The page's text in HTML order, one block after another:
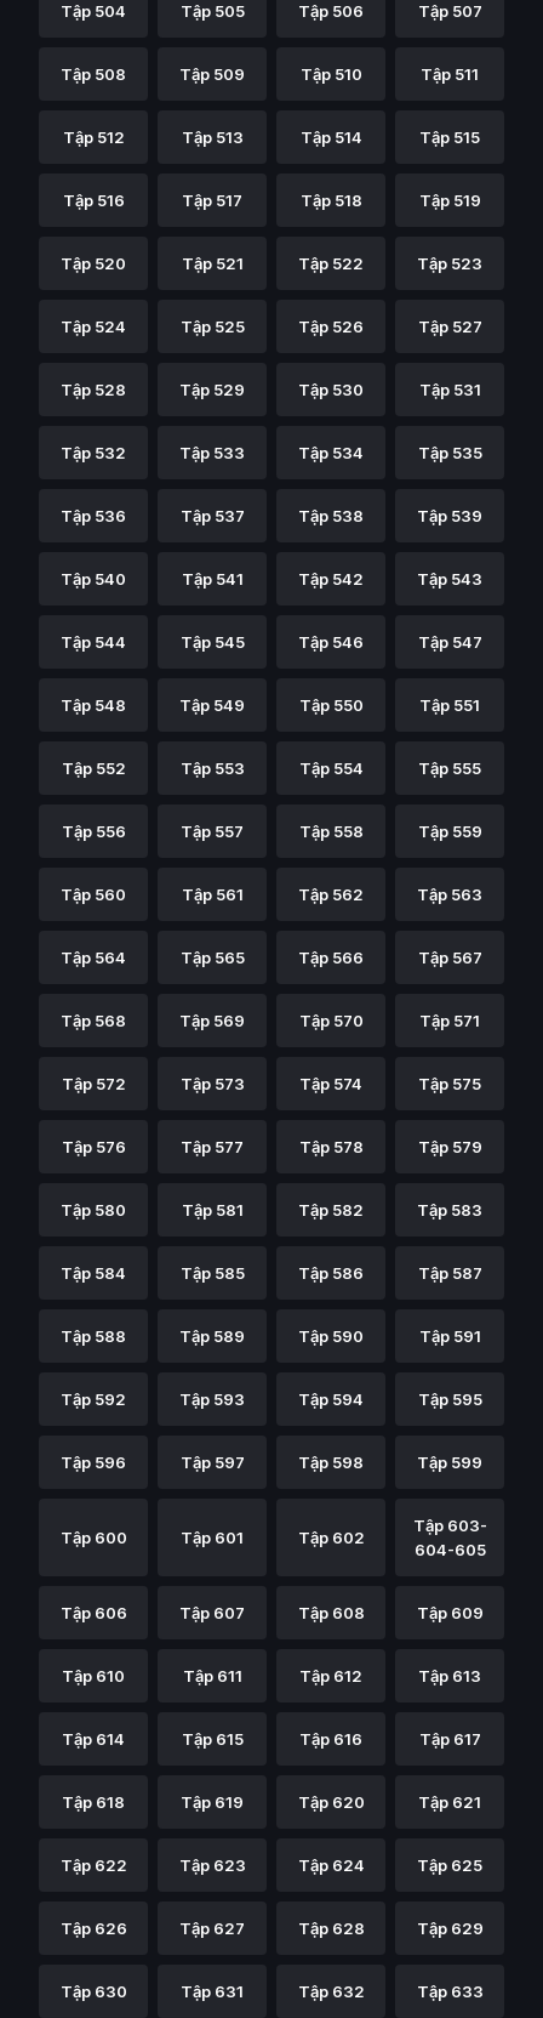
Tập 504 Tập 505 Tập 506 Tập 507
Tập 508 Tập 509 Tập 510 Tập 511
Tập 512 Tập 513 Tập 514 Tập 515
Tập 516 Tập 517 Tập 518 Tập 519
Tập 520 Tập 521 Tập 522 Tập 523
Tập 524 Tập 525 Tập 526 Tập 527
Tập 528 Tập 529 Tập 530 Tập 531
Tập 532 Tập 533 Tập 534 Tập 535
Tập 536 Tập 537 Tập 538 Tập 539
Tập 540 Tập 541 Tập 542 Tập 543
Tập 544 Tập 545 Tập 546 Tập 547
Tập 548 Tập 549 Tập 550 Tập 551
Tập 552 Tập 553 Tập 554 Tập 555
Tập 556 Tập 557 Tập 558 Tập 559
Tập 560 Tập 561 Tập 562 Tập 563
Tập 564 Tập 565 Tập 566 Tập 567
Tập 568 Tập 569 Tập 570 Tập 571
Tập 572 Tập 573 Tập 574 Tập 575
Tập 576 Tập 577 Tập 578 Tập 579
Tập 580 Tập 581 Tập 582 Tập 583
Tập 584 Tập 585 Tập 586 Tập 587
Tập 588 Tập 589 Tập 590 Tập 591
Tập 592 Tập 593 Tập 594 Tập 595
Tập 596 Tập 597 Tập 598 Tập 599
Tập 600 Tập 601 Tập 602
Tập 603-
604-605
Tập 606 Tập 607 Tập 608 Tập 609
Tập 610 Tập 611 Tập 612 Tập 613
Tập 614 Tập 615 Tập 616 Tập 617
Tập 618 Tập 619 Tập 620 Tập 621
Tập 622 Tập 623 Tập 624 Tập 625
Tập 626 Tập 627 Tập 628 Tập 629
Tập 630 Tập 631 Tập 632 Tập 633